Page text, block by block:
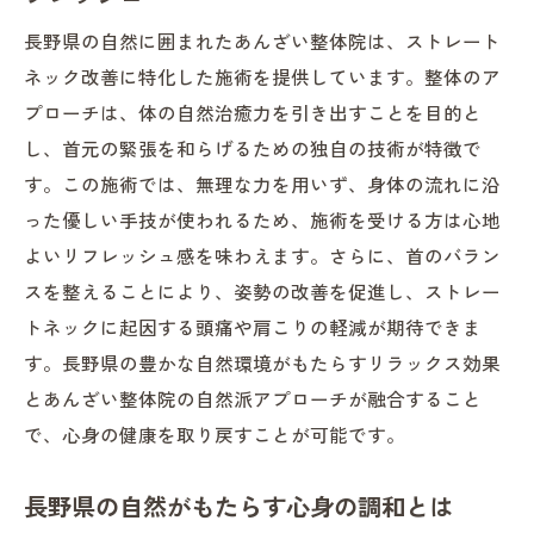
あんざい整体院の施術プロセス解説
首の負担を和らげる具体的なアプローチ
整体師の経験がもたらす信頼感
長野県ならではの整体技術の魅力
ストレートネック軽減に必要な施術ポイン
ストレートネックに特化したあんざい整体院で
体験する首の健康革命
ストレートネック改善のためのカスタマイ
ズ施術
健康革命をもたらす整体技術とは
首の健康がもたらすライフスタイルの変化
長野県の自然に囲まれたあんざい整体院は、ストレート
ネック改善に特化した施術を提供しています。整体のア
プローチは、体の自然治癒力を引き出すことを目的と
し、首元の緊張を和らげるための独自の技術が特徴で
す。この施術では、無理な力を用いず、身体の流れに沿
った優しい手技が使われるため、施術を受ける方は心地
よいリフレッシュ感を味わえます。さらに、首のバラン
スを整えることにより、姿勢の改善を促進し、ストレー
トネックに起因する頭痛や肩こりの軽減が期待できま
す。長野県の豊かな自然環境がもたらすリラックス効果
とあんざい整体院の自然派アプローチが融合すること
で、心身の健康を取り戻すことが可能です。
長野県の自然がもたらす心身の調和とは